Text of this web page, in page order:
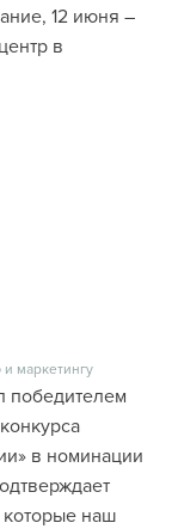
12 июня –
в
маркетингу
победителем
в номинации
которые наш